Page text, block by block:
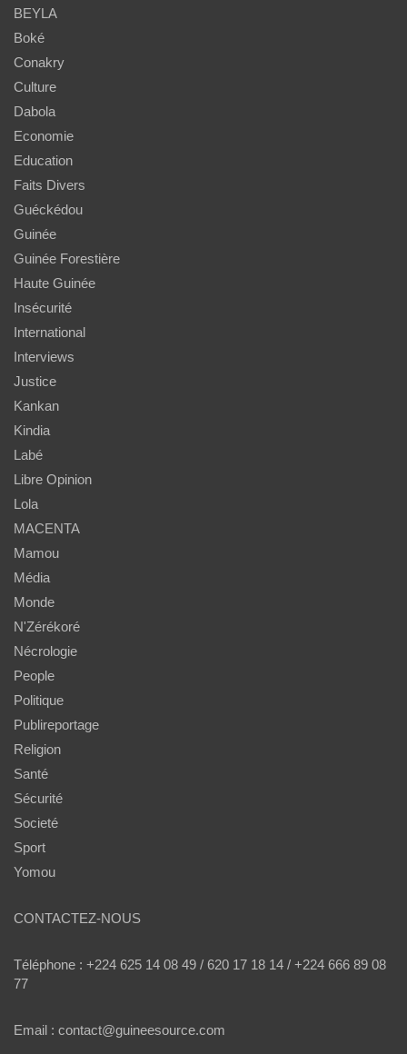
BEYLA
Boké
Conakry
Culture
Dabola
Economie
Education
Faits Divers
Guéckédou
Guinée
Guinée Forestière
Haute Guinée
Insécurité
International
Interviews
Justice
Kankan
Kindia
Labé
Libre Opinion
Lola
MACENTA
Mamou
Média
Monde
N'Zérékoré
Nécrologie
People
Politique
Publireportage
Religion
Santé
Sécurité
Societé
Sport
Yomou
CONTACTEZ-NOUS
Téléphone : +224 625 14 08 49 / 620 17 18 14 / +224 666 89 08
77
Email : contact@guineesource.com